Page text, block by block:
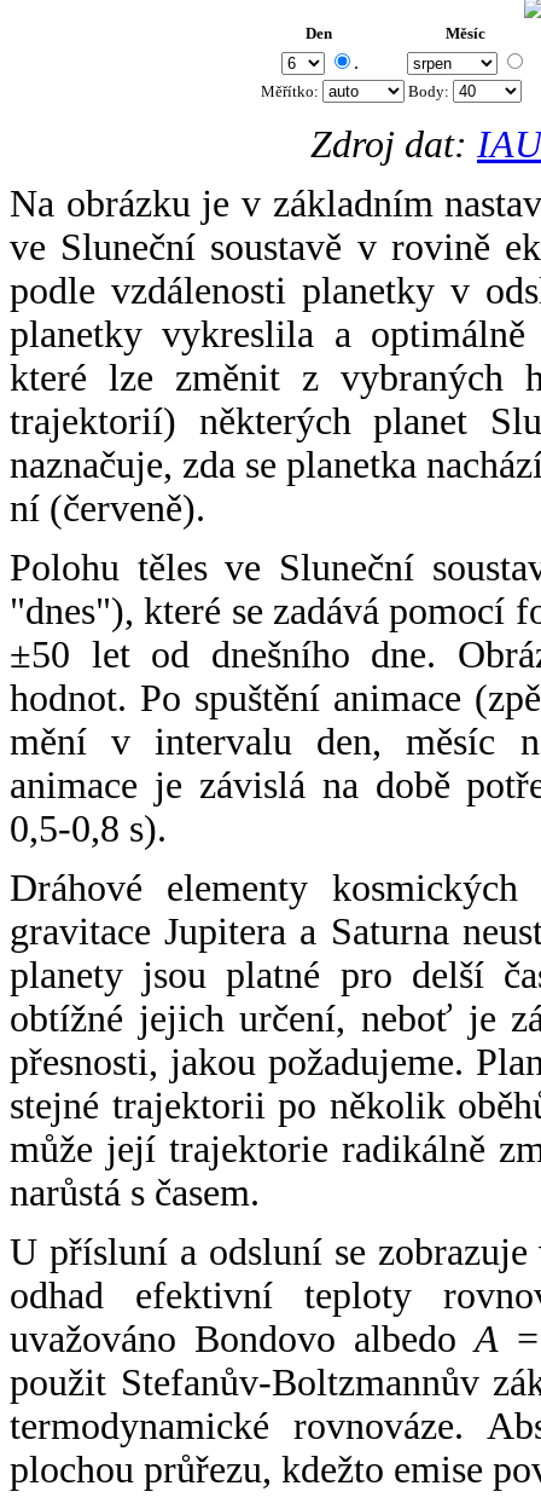
Den Měsíc
.
Měřítko: Body:
Zdroj dat:
Na obrázku je v základním
ve Sluneční soustavě v rovině
podle vzdálenosti planetky v
planetky vykreslila a
které lze změnit z vybraných
trajektorií) některých planet
naznačuje, zda se planetka
ní (červeně).
Polohu těles ve Sluneční
"dnes"), které se zadává pomocí
±50 let od dnešního dne.
hodnot. Po spuštění animace
mění v intervalu den, měsíc
animace je závislá na době
0,5-0,8 s).
Dráhové elementy
gravitace Jupitera a Saturna
planety jsou platné pro delší
obtížné jejich určení, neboť je
přesnosti, jakou požadujeme.
stejné trajektorii po několik
může její trajektorie radikálně
narůstá s časem.
U přísluní a odsluní se
odhad efektivní teploty
uvažováno Bondovo albedoA
použit Stefanův-Boltzmannův
termodynamické rovnováze.
plochou průřezu, kdežto emise